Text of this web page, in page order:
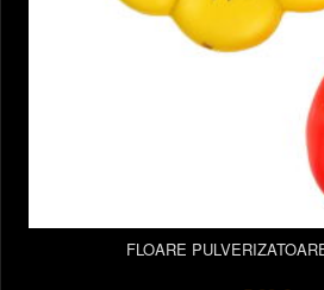
FLOARE